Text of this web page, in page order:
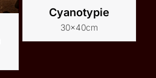
Cyanotypie
30x40cm